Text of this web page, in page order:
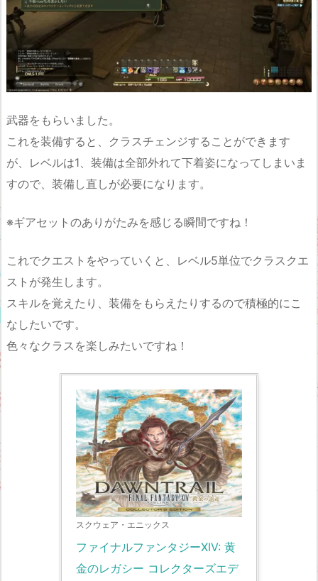
武器をもらいました。
これを装備すると、クラスチェンジすることができます
が、レベルは1、装備は全部外れて下着姿になってしまいま
すので、装備し直しが必要になります。
※ギアセットのありがたみを感じる瞬間ですね！
これでクエストをやっていくと、レベル5単位でクラスクエ
ストが発生します。
スキルを覚えたり、装備をもらえたりするので積極的にこ
なしたいです。
色々なクラスを楽しみたいですね！
スクウェア・エニックス
ファイナルファンタジーXIV: 黄
金のレガシー コレクターズエデ